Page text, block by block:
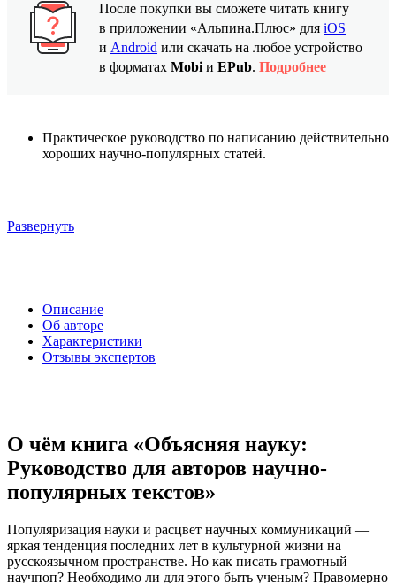
После покупки вы сможете читать книгу
в приложении «Альпина.Плюс» для iOS
и Android или скачать на любое устройство
в форматах Mobi и EPub. Подробнее
Практическое руководство по написанию действительно
хороших научно-популярных статей.
Развернуть
Описание
Об авторе
Характеристики
Отзывы экспертов
О чём книга «Объясняя науку:
Руководство для авторов научно-
популярных текстов»
Популяризация науки и расцвет научных коммуникаций —
яркая тенденция последних лет в культурной жизни на
русскоязычном пространстве. Но как писать грамотный
научпоп? Необходимо ли для этого быть ученым? Правомерно